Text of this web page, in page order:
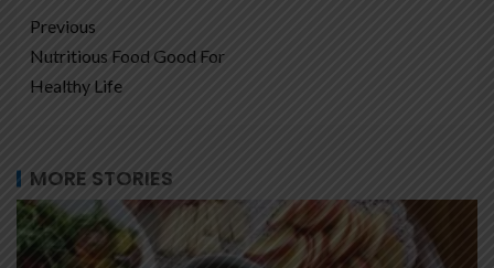
Previous
Nutritious Food Good For
Healthy Life
MORE STORIES